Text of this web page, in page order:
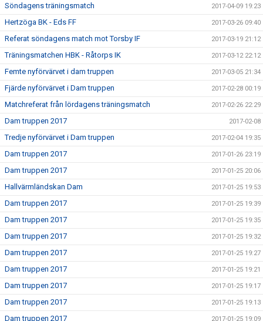
Söndagens träningsmatch 2017-04-09 19:23
Hertzöga BK - Eds FF 2017-03-26 09:40
Referat söndagens match mot Torsby IF 2017-03-19 21:12
Träningsmatchen HBK - Råtorps IK 2017-03-12 22:12
Femte nyförvärvet i dam truppen 2017-03-05 21:34
Fjärde nyförvärvet i Dam truppen 2017-02-28 00:19
Matchreferat från lördagens träningsmatch 2017-02-26 22:29
Dam truppen 2017 2017-02-08
Tredje nyförvärvet i Dam truppen 2017-02-04 19:35
Dam truppen 2017 2017-01-26 23:19
Dam truppen 2017 2017-01-25 20:06
Hallvärmländskan Dam 2017-01-25 19:53
Dam truppen 2017 2017-01-25 19:39
Dam truppen 2017 2017-01-25 19:35
Dam truppen 2017 2017-01-25 19:32
Dam truppen 2017 2017-01-25 19:27
Dam truppen 2017 2017-01-25 19:21
Dam truppen 2017 2017-01-25 19:17
Dam truppen 2017 2017-01-25 19:13
Dam truppen 2017 2017-01-25 19:09